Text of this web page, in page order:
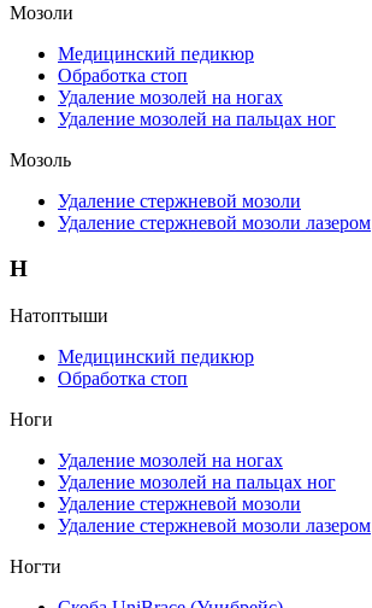
Мозоли
Медицинский педикюр
Обработка стоп
Удаление мозолей на ногах
Удаление мозолей на пальцах ног
Мозоль
Удаление стержневой мозоли
Удаление стержневой мозоли лазером
Н
Натоптыши
Медицинский педикюр
Обработка стоп
Ноги
Удаление мозолей на ногах
Удаление мозолей на пальцах ног
Удаление стержневой мозоли
Удаление стержневой мозоли лазером
Ногти